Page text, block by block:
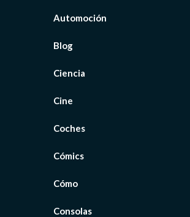
Automoción
Blog
Ciencia
Cine
Coches
Cómics
Cómo
Consolas